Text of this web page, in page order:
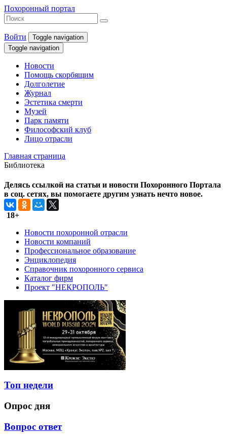
Похоронный портал
Войти
Toggle navigation
Toggle navigation
Новости
Помощь скорбящим
Долголетие
Журнал
Эстетика смерти
Музей
Парк памяти
Философский клуб
Лицо отрасли
Главная страница
Библиотека
Делясь ссылкой на статьи и новости Похоронного Портала
в соц. сетях, вы помогаете другим узнать нечто новое.
18+
Новости похоронной отрасли
Новости компаний
Профессиональное образование
Энциклопедия
Справочник похоронного сервиса
Каталог фирм
Проект "НЕКРОПОЛЬ"
Топ недели
Опрос дня
Вопрос ответ